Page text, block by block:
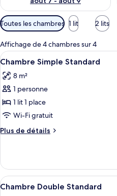
Filtres
disponibles
pour
les
chambres
Toutes les chambres 1 lit 2 lits
Affichage de 4 chambres sur 4
Afficher
toutes
les
photos
pour
ce
type
de
Chambre
Simple
Standard
4
Chambre Simple Standard
8 m²
1 personne
1 lit 1 place
Wi-Fi gratuit
Plus de détails
Plus
le
type
de
Afficher
toutes
5
Chambre Double Standard